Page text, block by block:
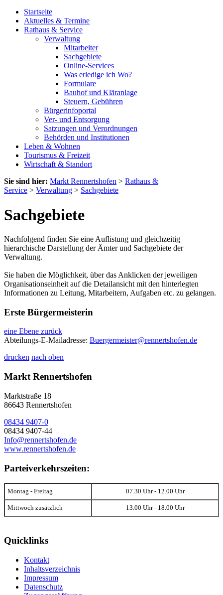
Startseite
Aktuelles & Termine
Rathaus & Service
Verwaltung
Mitarbeiter
Sachgebiete
Online-Services
Was erledige ich Wo?
Formulare
Bauhof und Kläranlage
Steuern, Gebühren
Bürgerinfoportal
Ver- und Entsorgung
Satzungen und Verordnungen
Behörden und Institutionen
Leben & Wohnen
Tourismus & Freizeit
Wirtschaft & Standort
Sie sind hier: Markt Rennertshofen > Rathaus &
Service > Verwaltung > Sachgebiete
Sachgebiete
Nachfolgend finden Sie eine Auflistung und gleichzeitig
hierarchische Darstellung der Ämter und Sachgebiete der
Verwaltung.
Sie haben die Möglichkeit, über das Anklicken der jeweiligen
Organisationseinheit auf die Detailansicht mit den hinterlegten
Informationen zu Leitung, Mitarbeitern, Aufgaben etc. zu gelangen.
Erste Bürgermeisterin
eine Ebene zurück
Abteilungs-E-Mailadresse: Buergermeister@rennertshofen.de
drucken nach oben
Markt Rennertshofen
Marktstraße 18
86643 Rennertshofen
08434 9407-0
08434 9407-44
Info@rennertshofen.de
www.rennertshofen.de
Parteiverkehrszeiten:
Montag - Freitag 07.30 Uhr - 12.00 Uhr
Mittwoch zusätzlich 13.00 Uhr - 18.00 Uhr
Quicklinks
Kontakt
Inhaltsverzeichnis
Impressum
Datenschutz